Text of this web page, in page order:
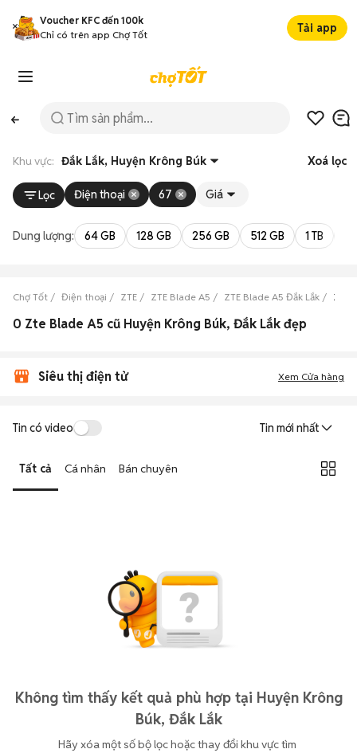
Voucher KFC đến 100k
Chỉ có trên app Chợ Tốt
Tải app
Khu vực: Đắk Lắk, Huyện Krông Búk Xoá lọc
Lọc Điện thoại 67 Giá
Dung lượng: 64 GB 128 GB 256 GB 512 GB 1 TB
Chợ Tốt Điện thoại ZTE ZTE Blade A5 ZTE Blade A5 Đắk Lắk ZTE
0 Zte Blade A5 cũ Huyện Krông Búk, Đắk Lắk đẹp
Siêu thị điện tử Xem Cửa hàng
Tin có video Tin mới nhất
Tất cả Cá nhân Bán chuyên
Không tìm thấy kết quả phù hợp tại Huyện Krông
Búk, Đắk Lắk
Hãy xóa một số bộ lọc hoặc thay đổi khu vực tìm